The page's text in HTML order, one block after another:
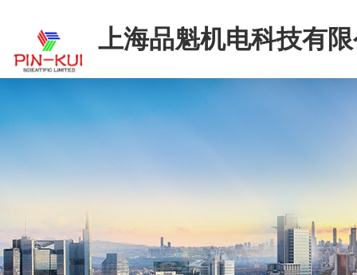
上海品魁机电科技有